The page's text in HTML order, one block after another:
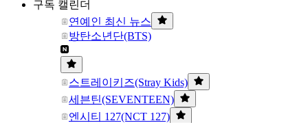
구독 캘린더
연예인 최신 뉴스
방탄소년단(BTS)
스트레이키즈(Stray Kids)
세븐틴(SEVENTEEN)
엔시티 127(NCT 127)